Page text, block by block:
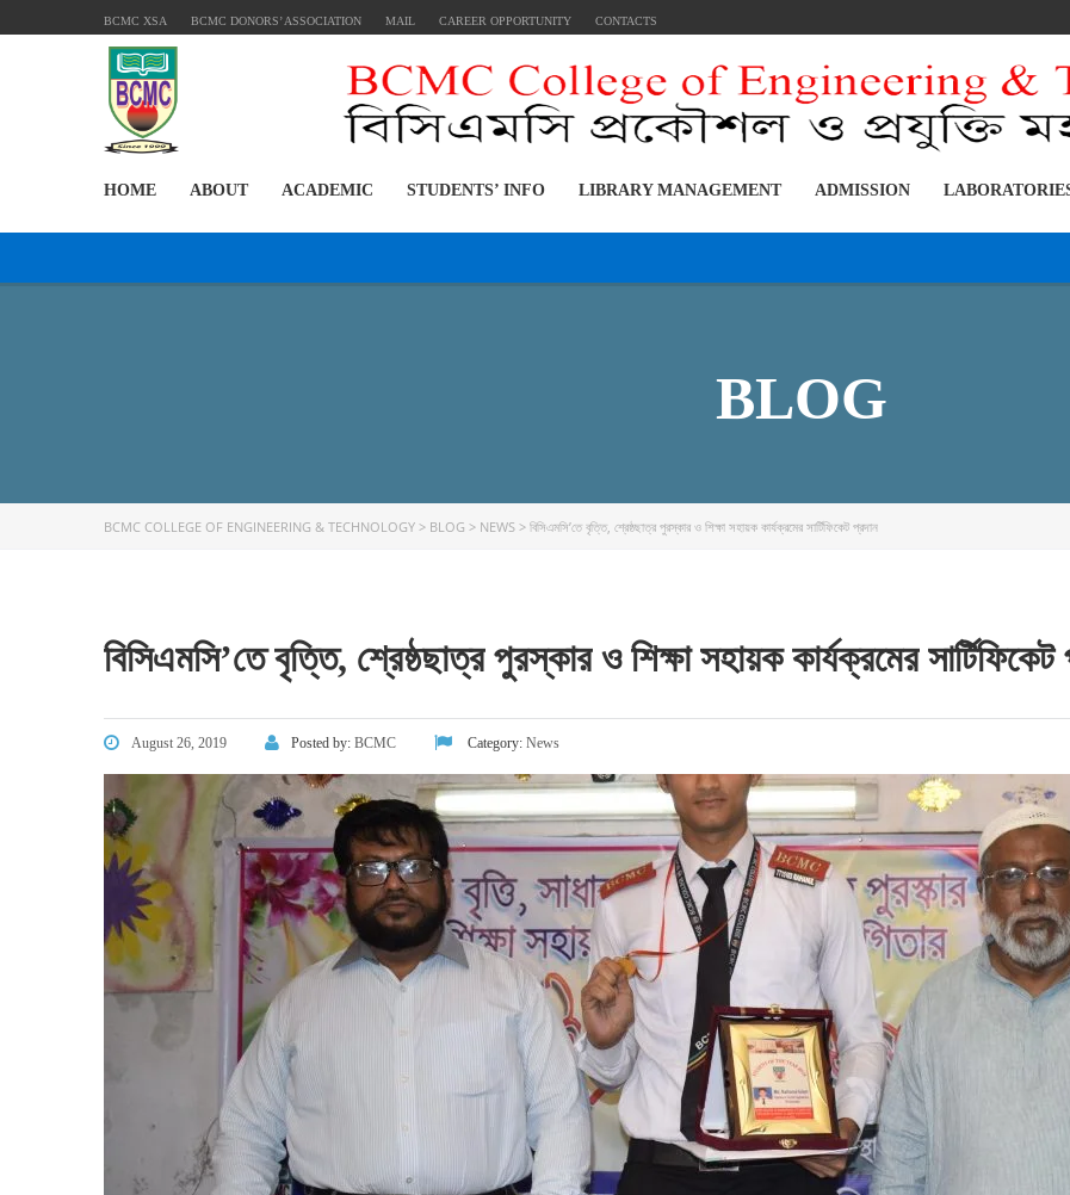
BCMC XSA BCMC DONORS’ ASSOCIATION MAIL CAREER OPPORTUNITY CONTACTS
HOME ABOUT ACADEMIC STUDENTS’ INFO LIBRARY MANAGEMENT ADMISSION
::::::::::
BLOG
BCMC COLLEGE OF ENGINEERING & TECHNOLOGY > BLOG > NEWS > বিসিএমসি’তে বৃত্তি, শ্রেষ্ঠছাত্র পুরস্কার ও শিক্ষা সহায়ক কার্যক্রমের সার্টিফিকেট প্রদান
বিসিএমসি’তে বৃত্তি, শ্রেষ্ঠছাত্র পুরস্কার ও শিক্ষা সহায়ক কার্যক্রমের সার্টিফিকেট
August 26, 2019 Posted by: BCMC Category: News